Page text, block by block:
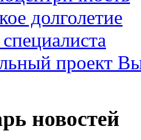
долголетие
проект
новостей